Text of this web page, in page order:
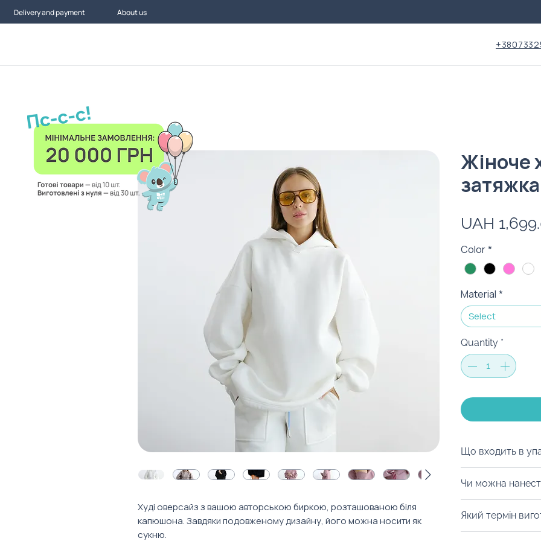
Delivery and payment About us
Худі оверсайз з вашою авторською биркою, розташованою біля
капюшона. Завдяки подовженому дизайну, його можна носити як
сукню.
Жіноче
UAH
Color *
Material *
Select
Quantity *
Що входить в
можемо
брендованому
коробці чи
Брендування
Чи можна
бірка для
шовкодрук,
Який термін